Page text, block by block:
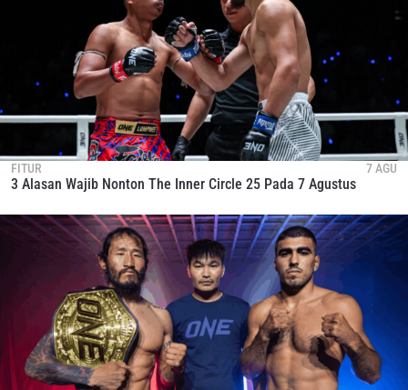
FITUR 7 AGU
3 Alasan Wajib Nonton The Inner Circle 25 Pada 7 Agustus